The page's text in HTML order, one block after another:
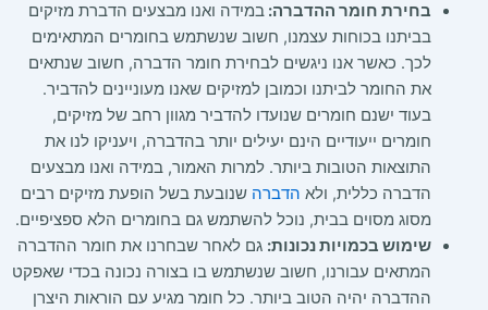
בחירת חומר ההדברה: במידה ואנו מבצעים הדברת מזיקים
בביתנו בכוחות עצמנו, חשוב שנשתמש בחומרים המתאימים
לכך. כאשר אנו ניגשים לבחירת חומר הדברה, חשוב שנתאים
את החומר לביתנו וכמובן למזיקים שאנו מעוניינים להדביר.
בעוד ישנם חומרים שנועדו להדביר מגוון רחב של מזיקים,
חומרים ייעודיים הינם יעילים יותר בהדברה, ויעניקו לנו את
התוצאות הטובות ביותר. למרות האמור, במידה ואנו מבצעים
הדברה כללית, ולא הדברה שנובעת בשל הופעת מזיקים רבים
מסוג מסוים בבית, נוכל להשתמש גם בחומרים הלא ספציפיים.
שימוש בכמויות נכונות: גם לאחר שבחרנו את חומר ההדברה
המתאים עבורנו, חשוב שנשתמש בו בצורה נכונה בכדי שאפקט
ההדברה יהיה הטוב ביותר. כל חומר מגיע עם הוראות היצרן